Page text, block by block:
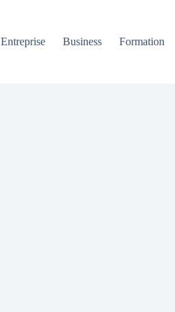
Entreprise Business Formation